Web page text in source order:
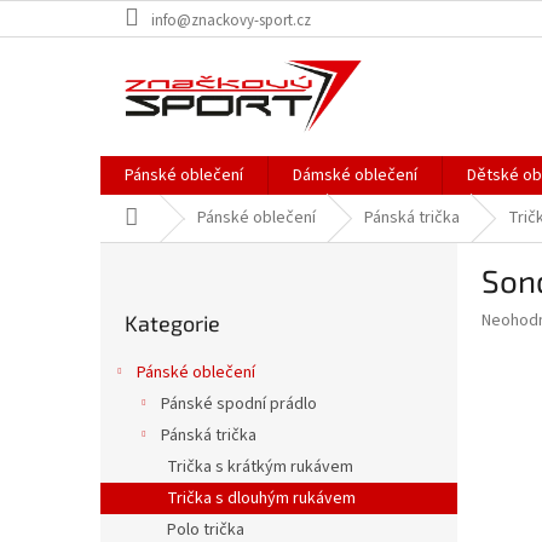
na
info@znackovy-sport.cz
Pánské oblečení Dámské oblečení Dětské
Domů Pánské oblečení Pánská trička
a
kategorie
Kategorie
Pánské oblečení
Pánské spodní prádlo
Pánská trička
Trička s krátkým rukávem
Trička s dlouhým rukávem
Polo trička